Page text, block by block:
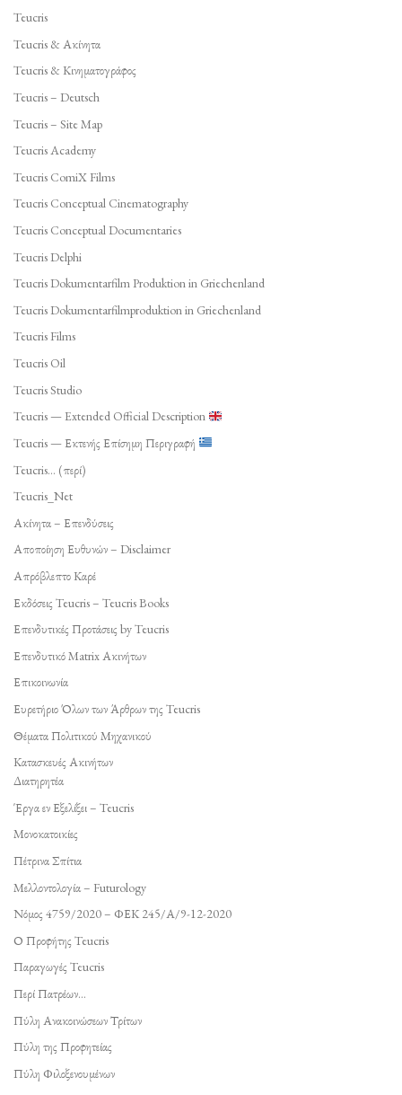
Teucris
Teucris & Ακίνητα
Teucris & Κινηματογράφος
Teucris – Deutsch
Teucris – Site Map
Teucris Academy
Teucris ComiX Films
Teucris Conceptual Cinematography
Teucris Conceptual Documentaries
Teucris Delphi
Teucris Dokumentarfilm Produktion in Griechenland
Teucris Dokumentarfilmproduktion in Griechenland
Teucris Films
Teucris Oil
Teucris Studio
Teucris — Extended Official Description
Teucris — Εκτενής Επίσημη Περιγραφή
Teucris… (περί)
Teucris_Net
Ακίνητα – Επενδύσεις
Αποποίηση Ευθυνών – Disclaimer
Απρόβλεπτο Καρέ
Εκδόσεις Teucris – Teucris Books
Επενδυτικές Προτάσεις by Teucris
Επενδυτικό Matrix Ακινήτων
Επικοινωνία
Ευρετήριο Όλων των Άρθρων της Teucris
Θέματα Πολιτικού Μηχανικού
Κατασκευές Ακινήτων
Διατηρητέα
Έργα εν Εξελίξει – Teucris
Μονοκατοικίες
Πέτρινα Σπίτια
Μελλοντολογία – Futurology
Νόμος 4759/2020 – ΦΕΚ 245/Α/9-12-2020
Ο Προφήτης Teucris
Παραγωγές Teucris
Περί Πατρέων…
Πύλη Ανακοινώσεων Τρίτων
Πύλη της Προφητείας
Πύλη Φιλοξενουμένων